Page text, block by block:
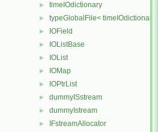
► timeIOdictionary
► typeGlobalFile< timeIOdictionary >
► IOField
► IOListBase
► IOList
► IOMap
► IOPtrList
► dummyISstream
► dummyIstream
► IFstreamAllocator